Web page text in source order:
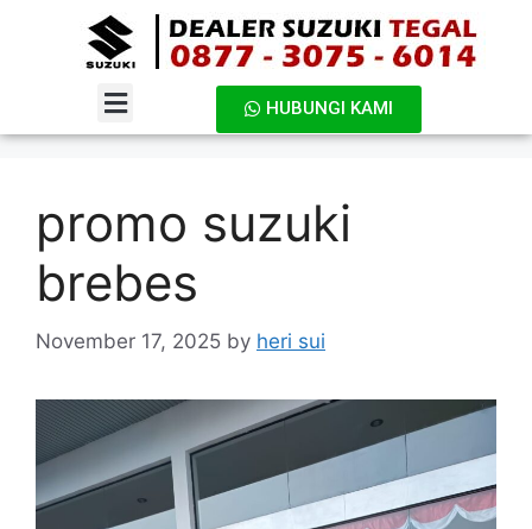
HUBUNGI KAMI
promo suzuki
brebes
November 17, 2025 by heri sui